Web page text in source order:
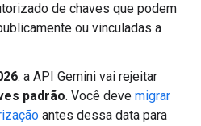
de chaves que podem
ou vinculadas a
: a API Gemini vai rejeitar
padrão. Você deve migrar
antes dessa data para